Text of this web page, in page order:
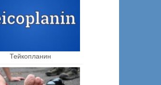
Тейкопланин